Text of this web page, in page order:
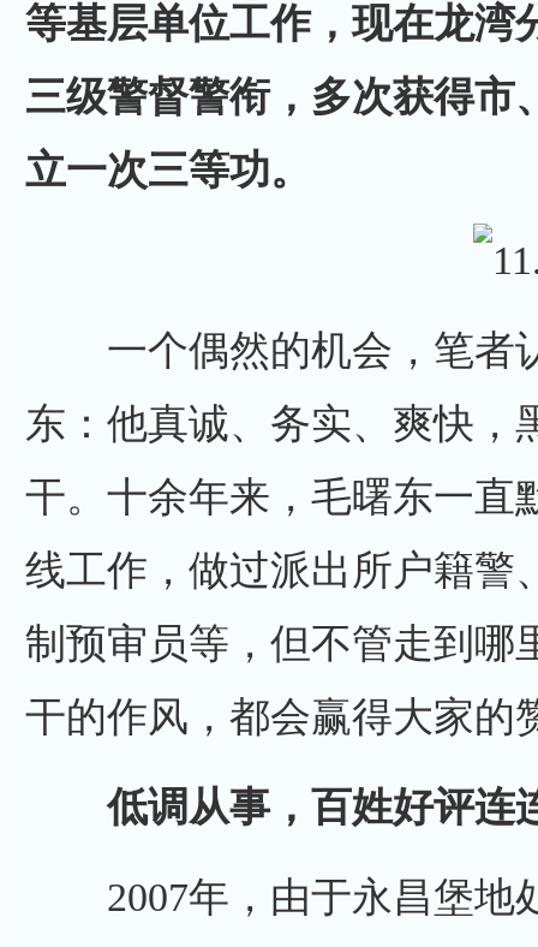
等基层单位工作，现在龙湾
三级警督警衔，多次获得市
立一次三等功。
一个偶然的机会，笔者
东：他真诚、务实、爽快，
干。十余年来，毛曙东一直
线工作，做过派出所户籍警
制预审员等，但不管走到哪
干的作风，都会赢得大家的
低调从事，百姓好评连
2007年，由于永昌堡地